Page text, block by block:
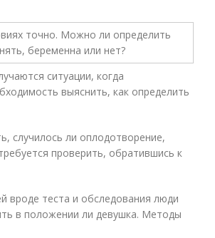
ситуации, когда
выяснить, как определить
случилось ли оплодотворение,
проверить, обратившись к
вроде теста и обследования люди
в положении ли девушка. Методы